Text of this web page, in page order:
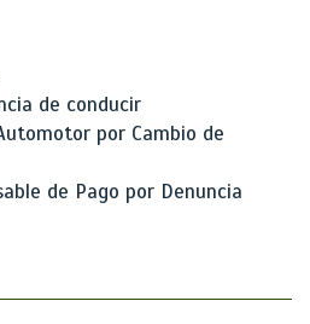
de conducir
por Cambio de
de Pago por Denuncia